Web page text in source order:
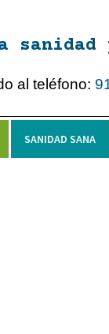
sanidad
al teléfono:
SANIDAD SANA